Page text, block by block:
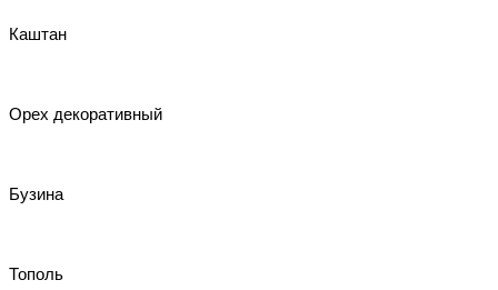
Каштан
Орех декоративный
Бузина
Тополь